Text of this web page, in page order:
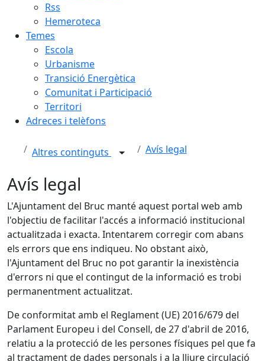
Rss
Hemeroteca
Temes
Escola
Urbanisme
Transició Energètica
Comunitat i Participació
Territori
Adreces i telèfons
Altres continguts Avís legal
Avís legal
L'Ajuntament del Bruc manté aquest portal web amb
l'objectiu de facilitar l'accés a informació institucional
actualitzada i exacta. Intentarem corregir com abans
els errors que ens indiqueu. No obstant això,
l'Ajuntament del Bruc no pot garantir la inexistència
d'errors ni que el contingut de la informació es trobi
permanentment actualitzat.
De conformitat amb el Reglament (UE) 2016/679 del
Parlament Europeu i del Consell, de 27 d'abril de 2016,
relatiu a la protecció de les persones físiques pel que fa
al tractament de dades personals i a la lliure circulació